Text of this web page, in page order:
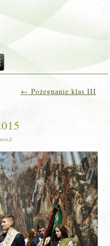
← Pożegnanie klas III